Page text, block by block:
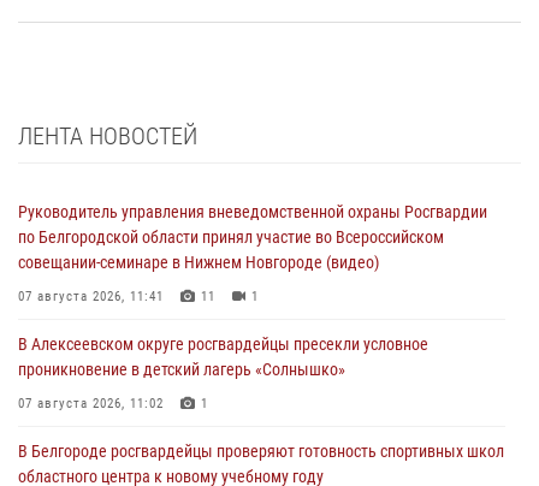
ЛЕНТА НОВОСТЕЙ
Руководитель управления вневедомственной охраны Росгвардии
по Белгородской области принял участие во Всероссийском
совещании-семинаре в Нижнем Новгороде (видео)
07 августа 2026, 11:41 11 1
В Алексеевском округе росгвардейцы пресекли условное
проникновение в детский лагерь «Солнышко»
07 августа 2026, 11:02 1
В Белгороде росгвардейцы проверяют готовность спортивных школ
областного центра к новому учебному году